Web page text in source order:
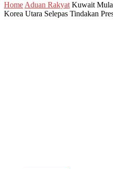
Home Aduan Rakyat Kuwait Mula
Korea Utara Selepas Tindakan